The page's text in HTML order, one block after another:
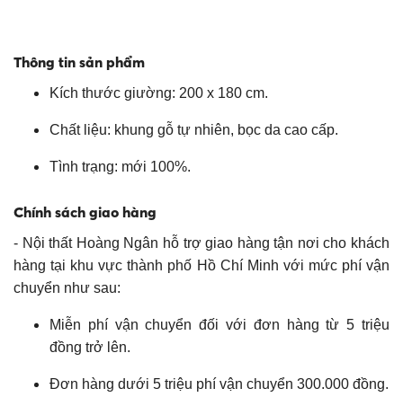
Thông tin sản phẩm
Kích thước giường: 200 x 180 cm.
Chất liệu: khung gỗ tự nhiên, bọc da cao cấp.
Tình trạng: mới 100%.
​Chính sách giao hàng
- Nội thất Hoàng Ngân hỗ trợ giao hàng tận nơi cho khách
hàng tại khu vực thành phố Hồ Chí Minh với mức phí vận
chuyển như sau:
Miễn phí vận chuyển đối với đơn hàng từ 5 triệu
đồng trở lên.
Đơn hàng dưới 5 triệu phí vận chuyển 300.000 đồng.